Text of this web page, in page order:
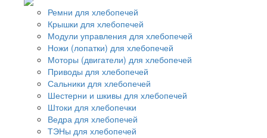
Ремни для хлебопечей
Крышки для хлебопечей
Модули управления для хлебопечей
Ножи (лопатки) для хлебопечей
Моторы (двигатели) для хлебопечей
Приводы для хлебопечей
Сальники для хлебопечей
Шестерни и шкивы для хлебопечей
Штоки для хлебопечки
Ведра для хлебопечей
ТЭНы для хлебопечей